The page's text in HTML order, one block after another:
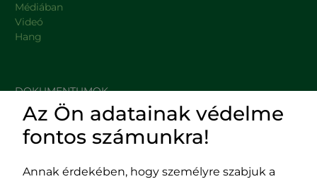
Médiában
Videó
Hang
DOKUMENTUMOK
HASZNOS LINKEK
Az Ön adatainak védelme
fontos számunkra!
Annak érdekében, hogy személyre szabjuk a